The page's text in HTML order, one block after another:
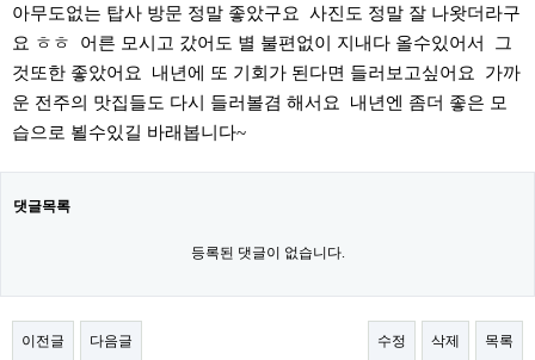
아무도없는 탑사 방문 정말 좋았구요 사진도 정말 잘 나왓더라구
요 ㅎㅎ 어른 모시고 갔어도 별 불편없이 지내다 올수있어서 그
것또한 좋았어요 내년에 또 기회가 된다면 들러보고싶어요 가까
운 전주의 맛집들도 다시 들러볼겸 해서요 내년엔 좀더 좋은 모
습으로 뵐수있길 바래봅니다~
댓글목록
등록된 댓글이 없습니다.
이전글 다음글 수정 삭제 목록